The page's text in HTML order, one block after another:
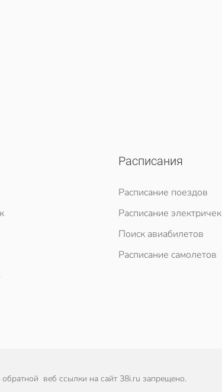
Расписания
Расписание поездов
Расписание электричек
Поиск авиабилетов
Расписание самолетов
веб ссылки на сайт 38i.ru запрещено.